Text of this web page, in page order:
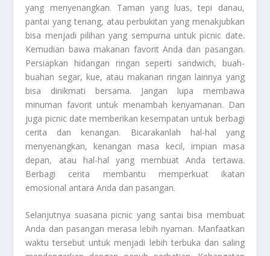
yang menyenangkan. Taman yang luas, tepi danau,
pantai yang tenang, atau perbukitan yang menakjubkan
bisa menjadi pilihan yang sempurna untuk picnic date.
Kemudian bawa makanan favorit Anda dan pasangan.
Persiapkan hidangan ringan seperti sandwich, buah-
buahan segar, kue, atau makanan ringan lainnya yang
bisa dinikmati bersama. Jangan lupa membawa
minuman favorit untuk menambah kenyamanan. Dan
juga picnic date memberikan kesempatan untuk berbagi
cerita dan kenangan. Bicarakanlah hal-hal yang
menyenangkan, kenangan masa kecil, impian masa
depan, atau hal-hal yang membuat Anda tertawa.
Berbagi cerita membantu memperkuat ikatan
emosional antara Anda dan pasangan.
Selanjutnya suasana picnic yang santai bisa membuat
Anda dan pasangan merasa lebih nyaman. Manfaatkan
waktu tersebut untuk menjadi lebih terbuka dan saling